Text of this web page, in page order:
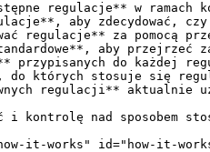
regulacje** w ramach
aby zdecydować,
regulacje** za pomocą
aby przejrzeć
przypisanych do każdej
których stosuje się
regulacji** aktualnie
i kontrolę nad sposobem
it-works" id="how-it-